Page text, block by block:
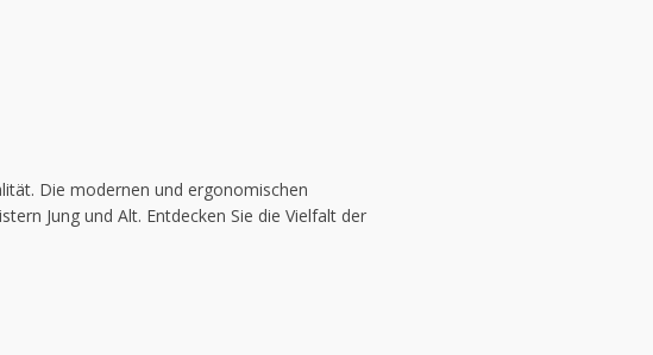
Die modernen und ergonomischen
Jung und Alt. Entdecken Sie die Vielfalt der